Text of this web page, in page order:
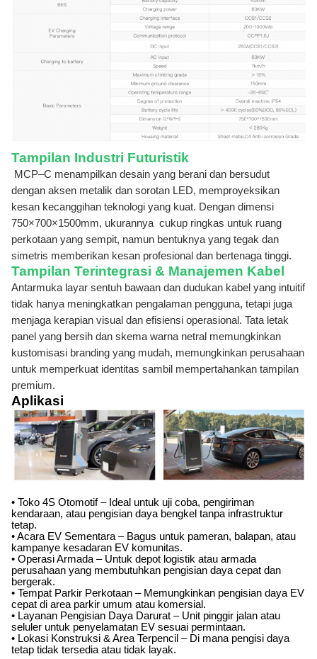
Tampilan Industri Futuristik
MCP–C menampilkan desain yang berani dan bersudut
dengan aksen metalik dan sorotan LED, memproyeksikan
kesan kecanggihan teknologi yang kuat. Dengan dimensi
750×700×1500mm, ukurannya cukup ringkas untuk ruang
perkotaan yang sempit, namun bentuknya yang tegak dan
simetris memberikan kesan profesional dan bertenaga tinggi.
Tampilan Terintegrasi & Manajemen Kabel
Antarmuka layar sentuh bawaan dan dudukan kabel yang intuitif
tidak hanya meningkatkan pengalaman pengguna, tetapi juga
menjaga kerapian visual dan efisiensi operasional. Tata letak
panel yang bersih dan skema warna netral memungkinkan
kustomisasi branding yang mudah, memungkinkan perusahaan
untuk memperkuat identitas sambil mempertahankan tampilan
premium.
Aplikasi
• Toko 4S Otomotif – Ideal untuk uji coba, pengiriman
kendaraan, atau pengisian daya bengkel tanpa infrastruktur
tetap.
• Acara EV Sementara – Bagus untuk pameran, balapan, atau
kampanye kesadaran EV komunitas.
• Operasi Armada – Untuk depot logistik atau armada
perusahaan yang membutuhkan pengisian daya cepat dan
bergerak.
• Tempat Parkir Perkotaan – Memungkinkan pengisian daya EV
cepat di area parkir umum atau komersial.
• Layanan Pengisian Daya Darurat – Unit pinggir jalan atau
seluler untuk penyelamatan EV sesuai permintaan.
• Lokasi Konstruksi & Area Terpencil – Di mana pengisi daya
tetap tidak tersedia atau tidak layak.